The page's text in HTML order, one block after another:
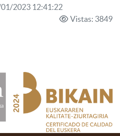
2023 12:41:22
Vistas: 3849